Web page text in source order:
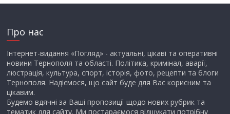
Про нас
Інтернет-видання «Погляд» - актуальні, цікаві та оперативні
новини Тернополя та області. Політика, кримінал, аварії,
люстрація, культура, спорт, історія, фото, рецепти та блоги
Тернополя. Надіємося, що сайт буде для Вас корисним та
цікавим.
Будемо вдячні за Ваші пропозиції щодо нових рубрик та
тематик для сайту. Ми постараємося відшукати потрібну